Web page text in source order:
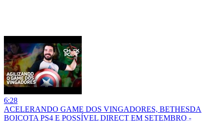
6:28
ACELERANDO GAME DOS VINGADORES, BETHESDA
BOICOTA PS4 E POSSÍVEL DIRECT EM SETEMBRO -